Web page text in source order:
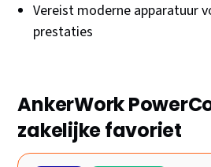
Vereist moderne apparatuur
prestaties
AnkerWork
zakelijke favoriet